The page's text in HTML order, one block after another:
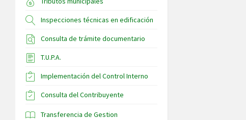
Inspecciones técnicas en edificación
Consulta de trámite documentario
T.U.P.A.
Implementación del Control Interno
Consulta del Contribuyente
Transferencia de Gestion